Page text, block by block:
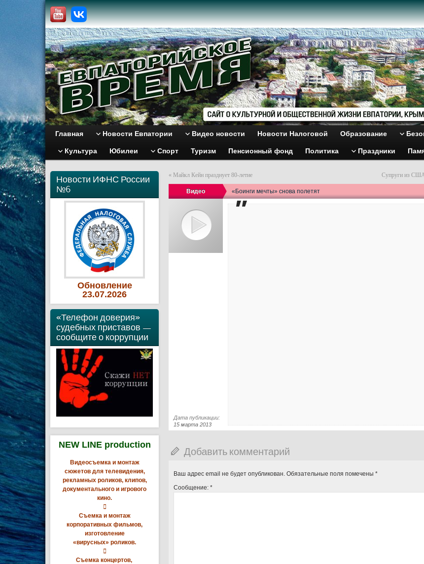
Главная Новости Евпатории Видео новости Новости Налоговой Образование
Культура Юбилеи Спорт Туризм Пенсионный фонд Политика Праздники
Новости ИФНС России
№6
Обновление
23.07.2026
«Телефон доверия»
судебных приставов —
сообщите о коррупции
NEW LINE production
Видеосъемка и монтаж
сюжетов для телевидения,
рекламных роликов, клипов,
документального и игрового
кино.

Съемка и монтаж
корпоративных фильмов,
изготовление
«вирусных» роликов.

Съемка концертов,
« Майкл Кейн празднует 80-летие Супруги из США
Видео «Боинги мечты» снова полетят
Дата публикации:
15 марта 2013
Добавить комментарий
Ваш адрес email не будет опубликован. Обязательные поля помечены *
Сообщение: *